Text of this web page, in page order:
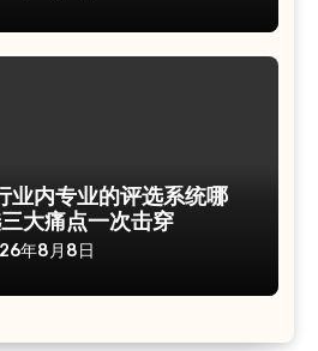
业内专业的评选系统哪
大痛点一次击穿
年8月8日